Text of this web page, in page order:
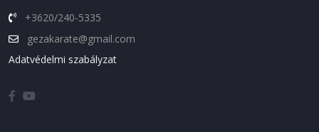
+3620/240-5335
gezakarate@gmail.com
Adatvédelmi szabályzat